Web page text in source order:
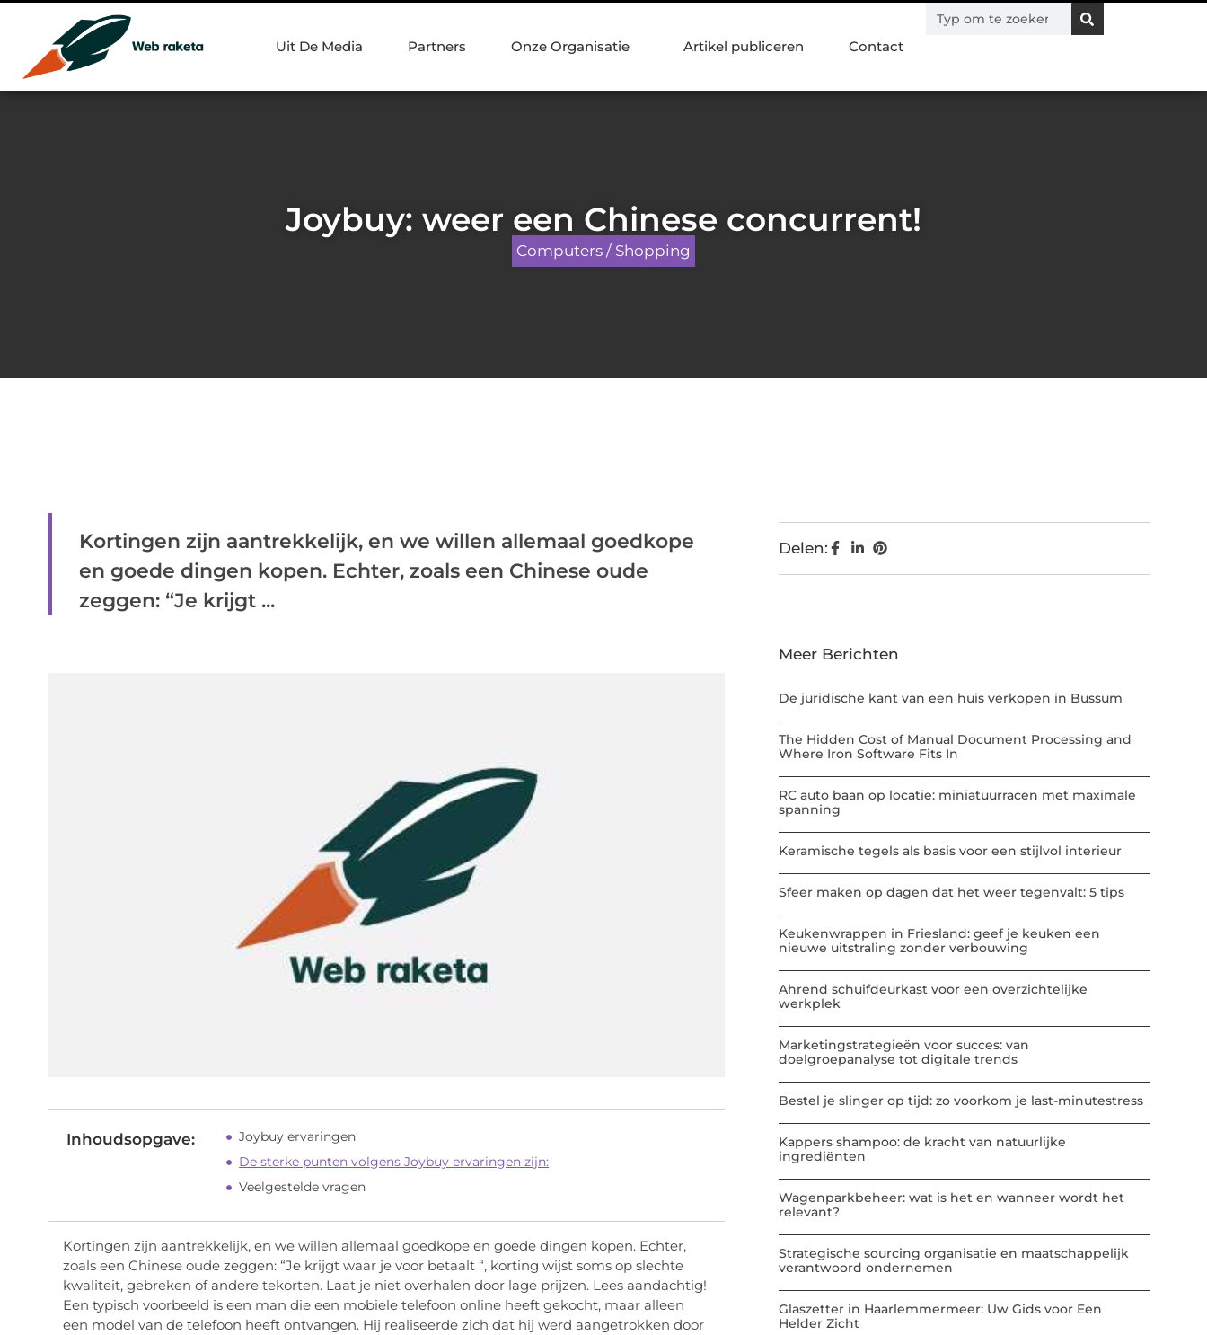
Uit De Media Partners Onze Organisatie Artikel publiceren Contact
Joybuy: weer een Chinese concurrent!
Computers / Shopping
Kortingen zijn aantrekkelijk, en we willen allemaal goedkope
en goede dingen kopen. Echter, zoals een Chinese oude
zeggen: “Je krijgt ...
Inhoudsopgave:
Joybuy ervaringen
De sterke punten volgens Joybuy ervaringen zijn:
Veelgestelde vragen
Kortingen zijn aantrekkelijk, en we willen allemaal goedkope en goede dingen kopen. Echter,
zoals een Chinese oude zeggen: “Je krijgt waar je voor betaalt “, korting wijst soms op slechte
kwaliteit, gebreken of andere tekorten. Laat je niet overhalen door lage prijzen. Lees aandachtig!
Een typisch voorbeeld is een man die een mobiele telefoon online heeft gekocht, maar alleen
een model van de telefoon heeft ontvangen. Hij realiseerde zich dat hij werd aangetrokken door
Delen:
Meer Berichten
De juridische kant van een huis verkopen in Bussum
The Hidden Cost of Manual Document Processing and
Where Iron Software Fits In
RC auto baan op locatie: miniatuurracen met maximale
spanning
Keramische tegels als basis voor een stijlvol interieur
Sfeer maken op dagen dat het weer tegenvalt: 5 tips
Keukenwrappen in Friesland: geef je keuken een
nieuwe uitstraling zonder verbouwing
Ahrend schuifdeurkast voor een overzichtelijke
werkplek
Marketingstrategieën voor succes: van
doelgroepanalyse tot digitale trends
Bestel je slinger op tijd: zo voorkom je last-minutestress
Kappers shampoo: de kracht van natuurlijke
ingrediënten
Wagenparkbeheer: wat is het en wanneer wordt het
relevant?
Strategische sourcing organisatie en maatschappelijk
verantwoord ondernemen
Glaszetter in Haarlemmermeer: Uw Gids voor Een
Helder Zicht